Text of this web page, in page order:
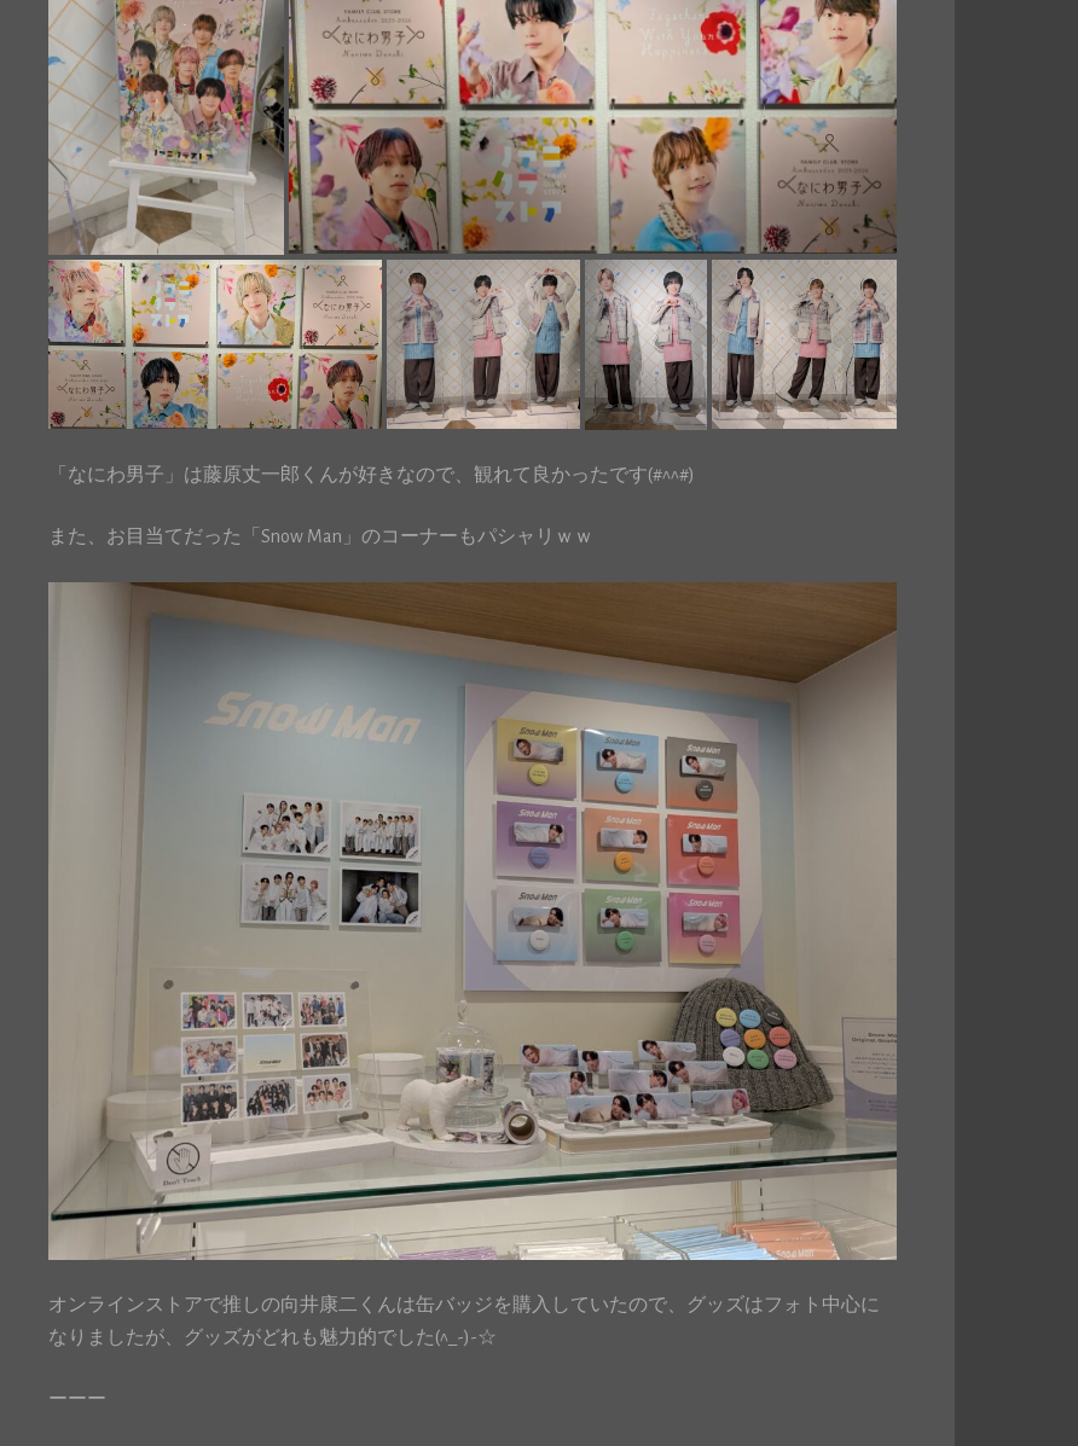
「なにわ男子」は藤原丈一郎くんが好きなので、観れて良かったです(#^^#)
また、お目当てだった「Snow Man」のコーナーもパシャリｗｗ
オンラインストアで推しの向井康二くんは缶バッジを購入していたので、グッズはフォト中心に
なりましたが、グッズがどれも魅力的でした(^_-)-☆
ーーー